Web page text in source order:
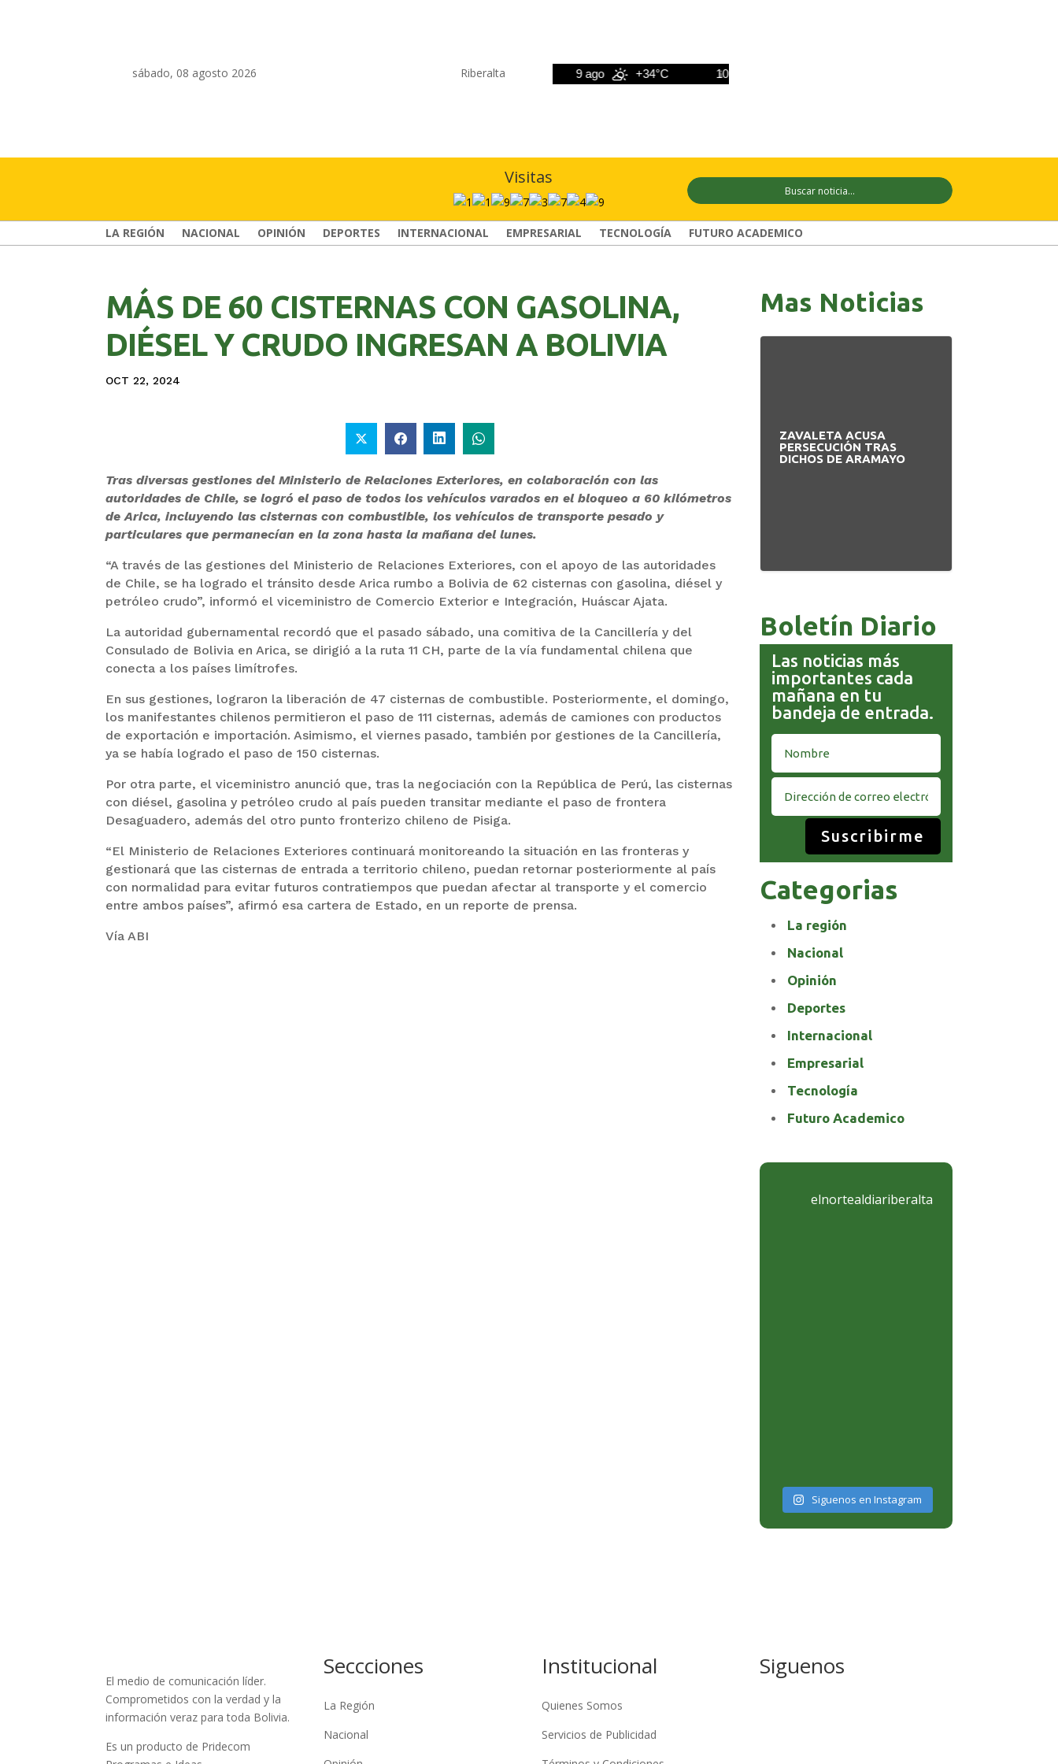
sábado, 08 agosto 2026 Riberalta
+33°C 9 ago +34°C 10 ago
Visitas
LA REGIÓN NACIONAL OPINIÓN DEPORTES INTERNACIONAL EMPRESARIAL TECNOLOGÍA FUTURO ACADEMICO
MÁS DE 60 CISTERNAS CON GASOLINA,
DIÉSEL Y CRUDO INGRESAN A BOLIVIA
OCT 22, 2024
Tras diversas gestiones del Ministerio de Relaciones Exteriores, en colaboración con las
autoridades de Chile, se logró el paso de todos los vehículos varados en el bloqueo a 60 kilómetros
de Arica, incluyendo las cisternas con combustible, los vehículos de transporte pesado y
particulares que permanecían en la zona hasta la mañana del lunes.
“A través de las gestiones del Ministerio de Relaciones Exteriores, con el apoyo de las autoridades
de Chile, se ha logrado el tránsito desde Arica rumbo a Bolivia de 62 cisternas con gasolina, diésel y
petróleo crudo”, informó el viceministro de Comercio Exterior e Integración, Huáscar Ajata.
La autoridad gubernamental recordó que el pasado sábado, una comitiva de la Cancillería y del
Consulado de Bolivia en Arica, se dirigió a la ruta 11 CH, parte de la vía fundamental chilena que
conecta a los países limítrofes.
En sus gestiones, lograron la liberación de 47 cisternas de combustible. Posteriormente, el domingo,
los manifestantes chilenos permitieron el paso de 111 cisternas, además de camiones con productos
de exportación e importación. Asimismo, el viernes pasado, también por gestiones de la Cancillería,
ya se había logrado el paso de 150 cisternas.
Por otra parte, el viceministro anunció que, tras la negociación con la República de Perú, las cisternas
con diésel, gasolina y petróleo crudo al país pueden transitar mediante el paso de frontera
Desaguadero, además del otro punto fronterizo chileno de Pisiga.
“El Ministerio de Relaciones Exteriores continuará monitoreando la situación en las fronteras y
gestionará que las cisternas de entrada a territorio chileno, puedan retornar posteriormente al país
con normalidad para evitar futuros contratiempos que puedan afectar al transporte y el comercio
entre ambos países”, afirmó esa cartera de Estado, en un reporte de prensa.
Vía ABI
Mas Noticias
ZAVALETA ACUSA
PERSECUCIÓN TRAS
DICHOS DE ARAMAYO
Boletín Diario
Las noticias más
importantes cada
mañana en tu
bandeja de entrada.
Suscribirme
Categorias
La región
Nacional
Opinión
Deportes
Internacional
Empresarial
Tecnología
Futuro Academico
elnortealdiariberalta
Siguenos en Instagram
El medio de comunicación líder.
Comprometidos con la verdad y la
información veraz para toda Bolivia.
Es un producto de Pridecom
Seccciones
La Región
Nacional
Institucional
Quienes Somos
Servicios de Publicidad
Siguenos